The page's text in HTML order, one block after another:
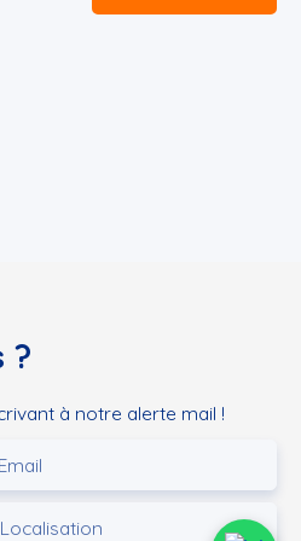
?
à notre alerte mail !
Email
Localisation